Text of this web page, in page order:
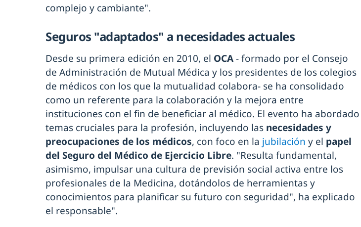
complejo y cambiante".
Seguros "adaptados" a necesidades actuales
Desde su primera edición en 2010, el OCA- formado por el Consejo
de Administración de Mutual Médica y los presidentes de los colegios
de médicos con los que la mutualidad colabora- se ha consolidado
como un referente para la colaboración y la mejora entre
instituciones con el fin de beneficiar al médico. El evento ha abordado
temas cruciales para la profesión, incluyendo las necesidades y
preocupaciones de los médicos, con foco en la jubilación y el papel
del Seguro del Médico de Ejercicio Libre. "Resulta fundamental,
asimismo, impulsar una cultura de previsión social activa entre los
profesionales de la Medicina, dotándolos de herramientas y
conocimientos para planificar su futuro con seguridad", ha explicado
el responsable".